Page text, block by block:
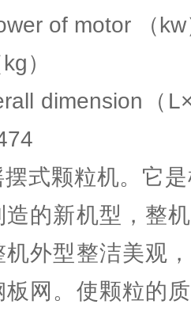
Power of
（kg
dimension
式颗粒机。它
的新机型，整
外型整洁美观
网。使颗粒的